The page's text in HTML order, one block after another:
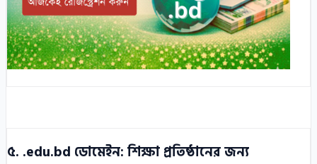
৫. .edu.bd ডোমেইন: শিক্ষা প্রতিষ্ঠানের জন্য